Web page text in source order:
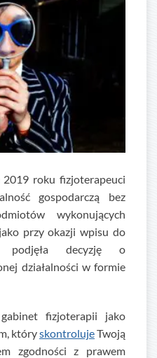
roku fizjoterapeuci
gospodarczą bez
wykonujących
przy okazji wpisu do
decyzję o
działalności w formie
fizjoterapii jako
któryskontrolujeTwoją
zgodności z prawem